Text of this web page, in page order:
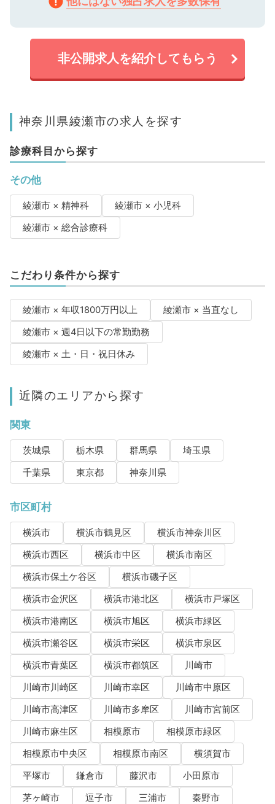
非公開求人を紹介してもらう
神奈川県綾瀬市の求人を探す
診療科目から探す
その他
綾瀬市 × 精神科
綾瀬市 × 小児科
綾瀬市 × 総合診療科
こだわり条件から探す
綾瀬市 × 年収1800万円以上
綾瀬市 × 当直なし
綾瀬市 × 週4日以下の常勤勤務
綾瀬市 × 土・日・祝日休み
近隣のエリアから探す
関東
茨城県 栃木県 群馬県
埼玉県
千葉県
東京都 神奈川県
市区町村
横浜市 横浜市鶴見区
横浜市神奈川区
横浜市西区
横浜市中区
横浜市南区
横浜市保土ケ谷区
横浜市磯子区
横浜市金沢区
横浜市港北区
横浜市戸塚区
横浜市港南区
横浜市旭区
横浜市緑区
横浜市瀬谷区
横浜市栄区
横浜市泉区
横浜市青葉区
横浜市都筑区
川崎市
川崎市川崎区
川崎市幸区
川崎市中原区
川崎市高津区
川崎市多摩区
川崎市宮前区
川崎市麻生区
相模原市
相模原市緑区
相模原市中央区
相模原市南区
横須賀市
平塚市
鎌倉市 藤沢市
小田原市
茅ヶ崎市
逗子市 三浦市
秦野市